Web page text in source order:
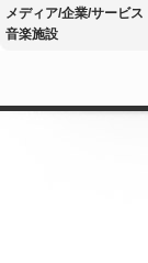
メディア/企業/サービス
音楽施設